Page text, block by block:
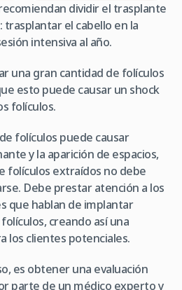
dividir el trasplante
trasplantar el cabello en la
intensiva al año.
una gran cantidad de folículos
esto puede causar un shock
folículos.
folículos puede causar
y la aparición de espacios,
folículos extraídos no debe
Debe prestar atención a los
que hablan de implantar
creando así una
los clientes potenciales.
es obtener una evaluación
parte de un médico experto y